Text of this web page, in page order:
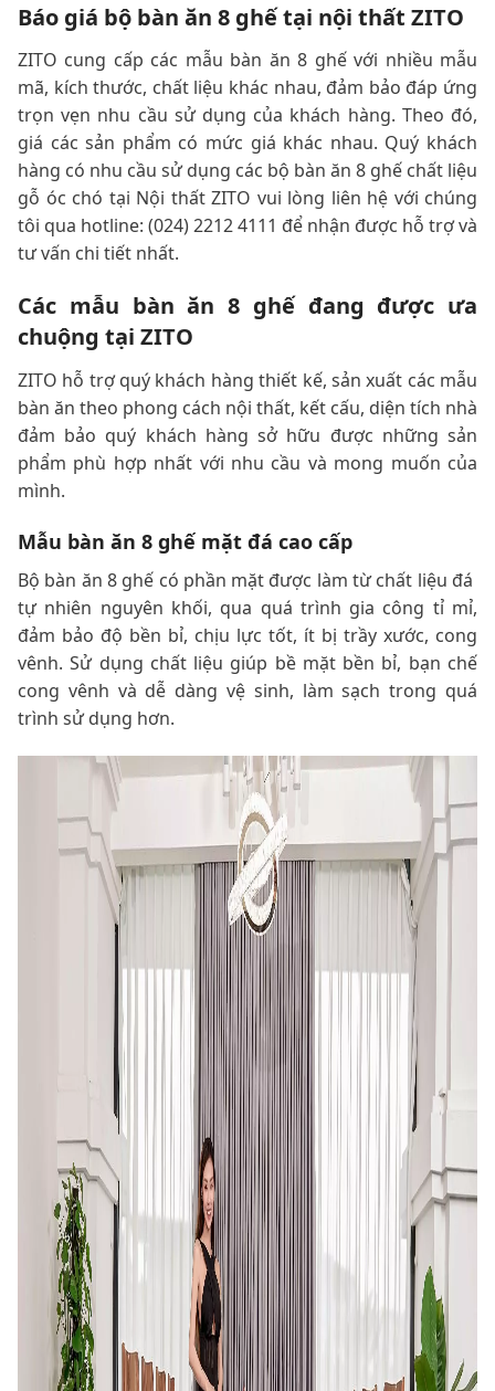
Báo giá bộ bàn ăn 8 ghế tại nội thất ZITO
ZITO cung cấp các mẫu bàn ăn 8 ghế với nhiều mẫu
mã, kích thước, chất liệu khác nhau, đảm bảo đáp ứng
trọn vẹn nhu cầu sử dụng của khách hàng. Theo đó,
giá các sản phẩm có mức giá khác nhau. Quý khách
hàng có nhu cầu sử dụng các bộ bàn ăn 8 ghế chất liệu
gỗ óc chó tại Nội thất ZITO vui lòng liên hệ với chúng
tôi qua hotline: (024) 2212 4111 để nhận được hỗ trợ và
tư vấn chi tiết nhất.
Các mẫu bàn ăn 8 ghế đang được ưa
chuộng tại ZITO
ZITO hỗ trợ quý khách hàng thiết kế, sản xuất các mẫu
bàn ăn theo phong cách nội thất, kết cấu, diện tích nhà
đảm bảo quý khách hàng sở hữu được những sản
phẩm phù hợp nhất với nhu cầu và mong muốn của
mình.
Mẫu bàn ăn 8 ghế mặt đá cao cấp
Bộ bàn ăn 8 ghế có phần mặt được làm từ chất liệu đá
tự nhiên nguyên khối, qua quá trình gia công tỉ mỉ,
đảm bảo độ bền bỉ, chịu lực tốt, ít bị trầy xước, cong
vênh. Sử dụng chất liệu giúp bề mặt bền bỉ, bạn chế
cong vênh và dễ dàng vệ sinh, làm sạch trong quá
trình sử dụng hơn.